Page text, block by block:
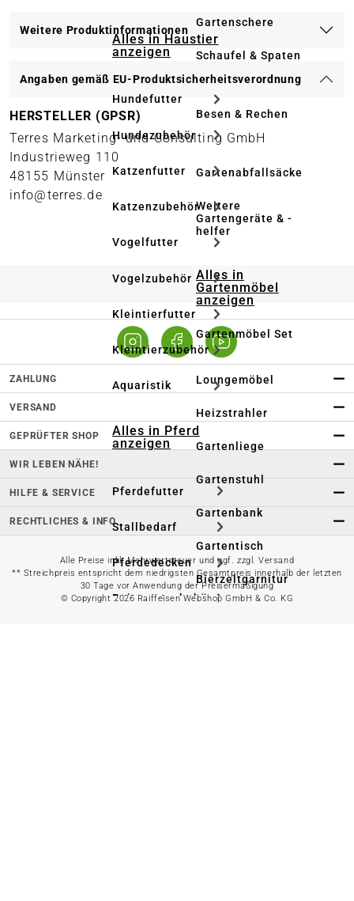
Alles in Haustier
anzeigen
Hundefutter
Hundezubehör
Katzenfutter
Katzenzubehör
Vogelfutter
Vogelzubehör
Kleintierfutter
Kleintierzubehör
Aquaristik
Alles in Pferd
anzeigen
Pferdefutter
Stallbedarf
Pferdedecken
Reitsportzubehör
Gartenschere
Schaufel & Spaten
Besen & Rechen
Gartenabfallsäcke
Weitere
Gartengeräte & -
helfer
Alles in
Gartenmöbel
anzeigen
Gartenmöbel Set
Loungemöbel
Heizstrahler
Gartenliege
Gartenstuhl
Gartenbank
Gartentisch
Bierzeltgarnitur
Weitere Produktinformationen
Angaben gemäß EU-Produktsicherheitsverordnung
HERSTELLER (GPSR)
Terres Marketing- und Consulting GmbH
Industrieweg 110
48155 Münster
info@terres.de
ZAHLUNG
VERSAND
GEPRÜFTER SHOP
WIR LEBEN NÄHE!
HILFE & SERVICE
RECHTLICHES & INFO
Alle Preise inkl. Mehrwertsteuer und ggf. zzgl. Versand
** Streichpreis entspricht dem niedrigsten Gesamtpreis innerhalb der letzten
30 Tage vor Anwendung der Preisermäßigung
© Copyright 2026 Raiffeisen Webshop GmbH & Co. KG